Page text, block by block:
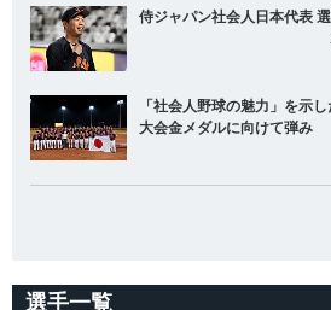
侍ジャパン社会人日本代表
「社会人野球の魅力」を示
大会金メダルに向けて弾み
選手一覧